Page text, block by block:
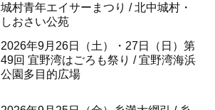
城村青年エイサーまつり / 北中城村・
しおさい公苑
2026年9月26日（土）・27日（日）第
49回 宜野湾はごろも祭り / 宜野湾海浜
公園多目的広場